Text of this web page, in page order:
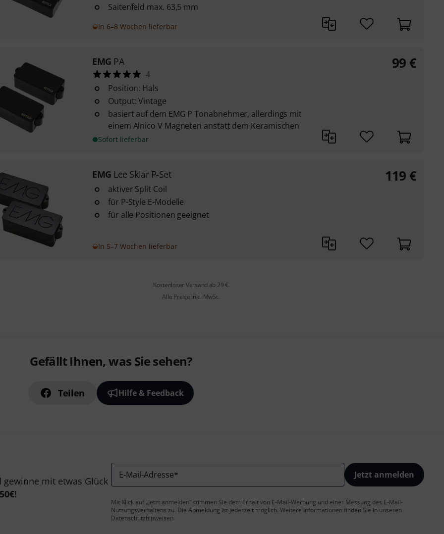
Saitenfeld max. 63,5 mm
In 6–8 Wochen lieferbar
EMG PA
4
Position: Hals
Output: Vintage
basiert auf dem EMG P Tonabnehmer, allerdings mit
einem Alnico V Magneten anstatt dem Keramischen
Sofort lieferbar
99 €
EMG Lee Sklar P-Set
aktiver Split Coil
für P-Style E-Modelle
für alle Positionen geeignet
In 5–7 Wochen lieferbar
119 €
Kostenloser Versand ab 29 €
Alle Preise inkl. MwSt.
Gefällt Ihnen, was Sie sehen?
Teilen Hilfe & Feedback
mit etwas Glück
50€!
E-Mail-Adresse* Jetzt anmelden
Mit Klick auf „Jetzt anmelden“ stimmen Sie dem Erhalt von E-Mail-Werbung und einer Messung des E-Mail-
Nutzungsverhaltens zu. Die Abmeldung ist jederzeit möglich. Weitere Informationen finden Sie in unseren
Datenschutzhinweisen.